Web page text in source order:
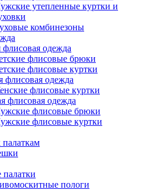
утепленные куртки и
комбинезоны
флисовая одежда
флисовые брюки
флисовые куртки
флисовая одежда
флисовые куртки
флисовая одежда
флисовые брюки
флисовые куртки
палаткам
пологи